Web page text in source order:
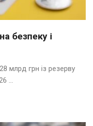
безпеку і
млрд грн із резерву
...